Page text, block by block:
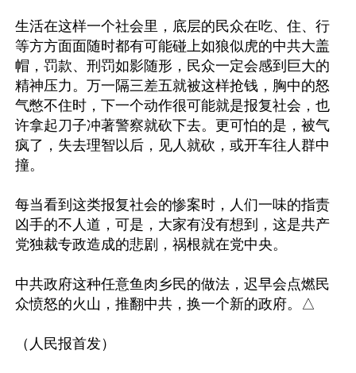
生活在这样一个社会里，底层的民众在吃、住、行
等方方面面随时都有可能碰上如狼似虎的中共大盖
帽，罚款、刑罚如影随形，民众一定会感到巨大的
精神压力。万一隔三差五就被这样抢钱，胸中的怒
气憋不住时，下一个动作很可能就是报复社会，也
许拿起刀子冲著警察就砍下去。更可怕的是，被气
疯了，失去理智以后，见人就砍，或开车往人群中
撞。
每当看到这类报复社会的惨案时，人们一味的指责
凶手的不人道，可是，大家有没有想到，这是共产
党独裁专政造成的悲剧，祸根就在党中央。
中共政府这种任意鱼肉乡民的做法，迟早会点燃民
众愤怒的火山，推翻中共，换一个新的政府。△